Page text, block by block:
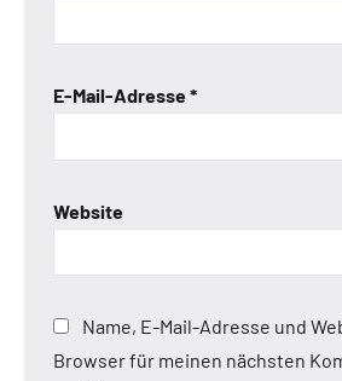
E-Mail-Adresse*
Website
Name, E-Mail-Adresse und
Browser für meinen nächsten